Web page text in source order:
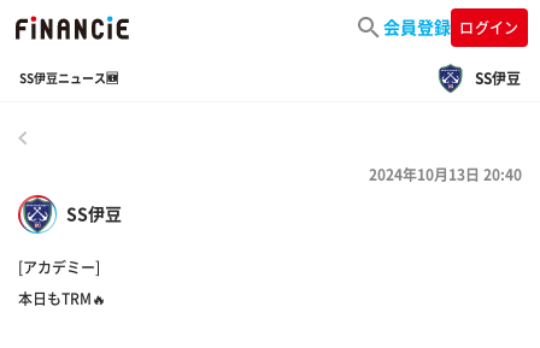
会員登録 ログイン
SS伊豆ニュース🆕 SS伊豆
SS伊豆
2024年10月13日 20:40
[アカデミー]
本日もTRM🔥